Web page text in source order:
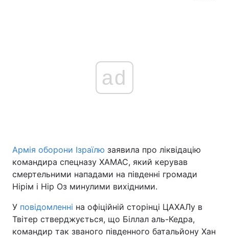
ad
Армія оборони Ізраїлю заявила про ліквідацію
командира спецназу ХАМАС, який керував
смертельними нападами на південні громади
Нірім і Нір Оз минулими вихідними.
У повідомленні на офіційній сторінці ЦАХАЛу в
Твітер стверджується, що Біллал аль-Кедра,
командир так званого південного батальйону Хан